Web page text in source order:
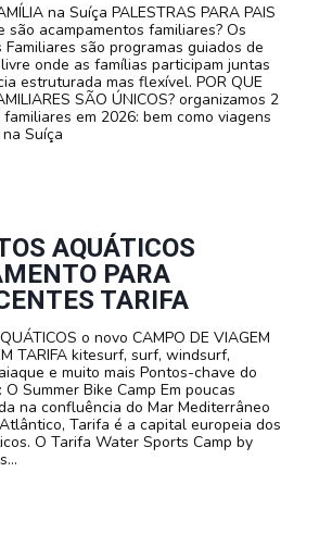
na Suíça PALESTRAS PARA PAIS
são acampamentos familiares? Os
são programas guiados de
onde as famílias participam juntas
estruturada mas flexível. POR QUE
SÃO ÚNICOS? organizamos 2
em 2026: bem como viagens
Suíça
AQUÁTICOS
PARA
TARIFA
o novo CAMPO DE VIAGEM
TARIFA kitesurf, surf, windsurf,
e muito mais Pontos-chave do
Summer Bike Camp Em poucas
na confluência do Mar Mediterrâneo
Tarifa é a capital europeia dos
O Tarifa Water Sports Camp by